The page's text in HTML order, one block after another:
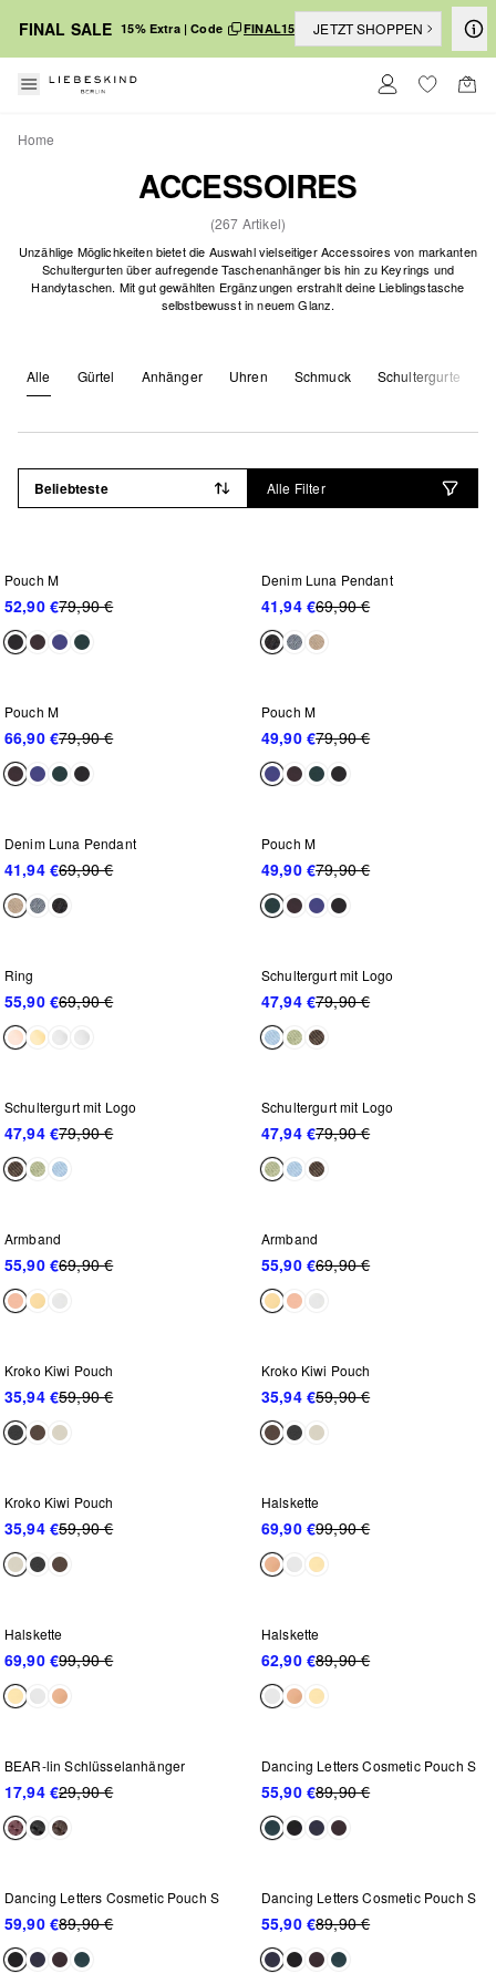
FINAL SALE 15% Extra | Code FINAL15 JETZT SHOPPEN
Home
ACCESSOIRES
(267 Artikel)
Unzählige Möglichkeiten bietet die Auswahl vielseitiger Accessoires von markanten
Schultergurten über aufregende Taschenanhänger bis hin zu Keyrings und
Handytaschen. Mit gut gewählten Ergänzungen erstrahlt deine Lieblingstasche
selbstbewusst in neuem Glanz.
Alle Gürtel Anhänger Uhren Schmuck Schultergurte
Alle Filter
Beliebteste
Pouch M
52,90 €79,90 €
Denim Luna Pendant
41,94 €69,90 €
Pouch M
66,90 €79,90 €
Pouch M
49,90 €79,90 €
WEITER REDUZIERT
Denim Luna Pendant
41,94 €69,90 €
Pouch M
49,90 €79,90 €
Ring
55,90 €69,90 €
WEITER REDUZIERT
Schultergurt mit Logo
47,94 €79,90 €
WEITER REDUZIERT
Schultergurt mit Logo
47,94 €79,90 €
WEITER REDUZIERT
Schultergurt mit Logo
47,94 €79,90 €
Armband
55,90 €69,90 €
Armband
55,90 €69,90 €
Kroko Kiwi Pouch
35,94 €59,90 €
Kroko Kiwi Pouch
35,94 €59,90 €
Kroko Kiwi Pouch
35,94 €59,90 €
Halskette
69,90 €99,90 €
Halskette
69,90 €99,90 €
Halskette
62,90 €89,90 €
BEAR-lin Schlüsselanhänger
17,94 €29,90 €
Dancing Letters Cosmetic Pouch S
55,90 €89,90 €
Dancing Letters Cosmetic Pouch S
59,90 €89,90 €
Dancing Letters Cosmetic Pouch S
55,90 €89,90 €